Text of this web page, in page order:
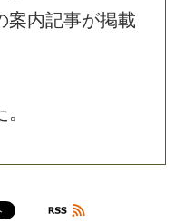
案内記事が掲載
。